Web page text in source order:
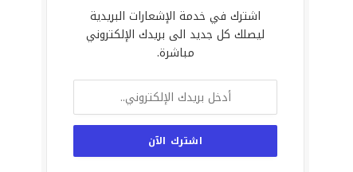
اشترك في خدمة الإشعارات البريدية
ليصلك كل جديد الى بريدك الإلكتروني
مباشرة.